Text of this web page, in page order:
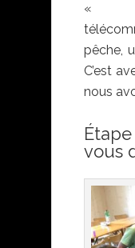
«
pêche,
C’est
nous
vous